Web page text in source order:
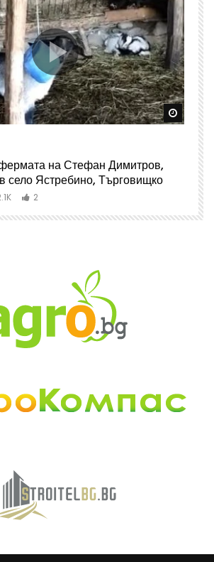
Watch
на Стефан Димитров,
село Ястребино, Търговищко
2